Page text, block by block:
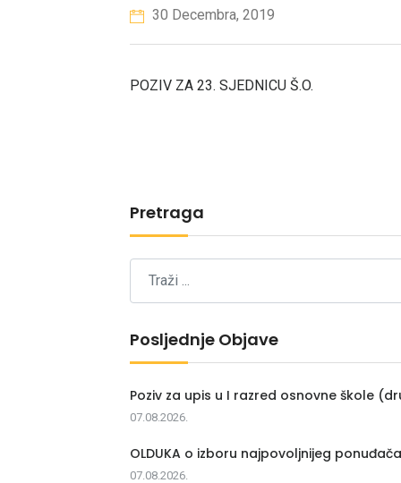
30 Decembra, 2019
POZIV ZA 23. SJEDNICU Š.O.
Pretraga
Posljednje Objave
Poziv za upis u I razred osnovne škole
07.08.2026.
OLDUKA o izboru najpovoljnijeg
07.08.2026.